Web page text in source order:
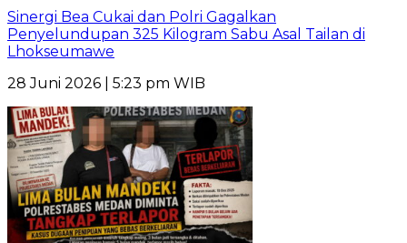
Sinergi Bea Cukai dan Polri Gagalkan
Penyelundupan 325 Kilogram Sabu Asal Tailan di
Lhokseumawe
28 Juni 2026 | 5:23 pm WIB